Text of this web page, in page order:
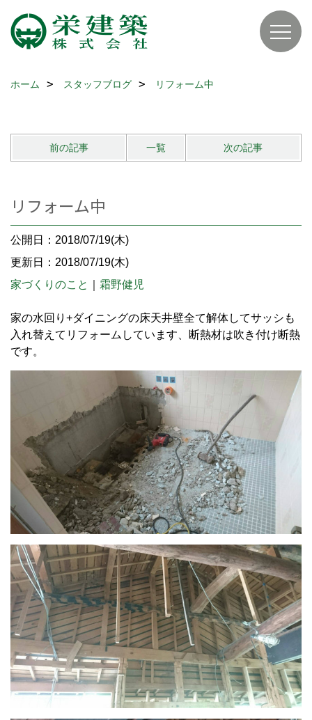
ホーム スタッフブログ リフォーム中
前の記事 一覧 次の記事
リフォーム中
公開日：2018/07/19(木)
更新日：2018/07/19(木)
家づくりのこと
霜野健児
家の水回り+ダイニングの床天井壁全て解体してサッシも
入れ替えてリフォームしています、断熱材は吹き付け断熱
です。